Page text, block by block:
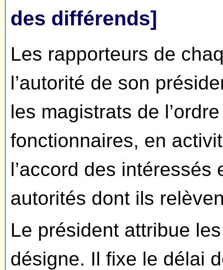
des différends]
Les rapporteurs de
l’autorité de son
les magistrats de
fonctionnaires, en
l’accord des
autorités dont ils
Le président attribue
désigne. Il fixe le délai